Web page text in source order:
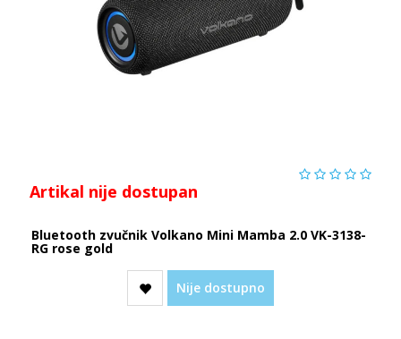
Artikal nije dostupan
Bluetooth zvučnik Volkano Mini Mamba 2.0 VK-3138-
RG rose gold
Nije dostupno